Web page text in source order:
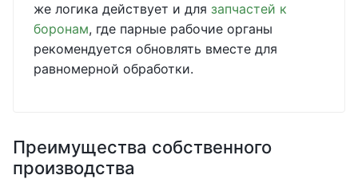
же логика действует и для запчастей к
боронам, где парные рабочие органы
рекомендуется обновлять вместе для
равномерной обработки.
Преимущества собственного
производства